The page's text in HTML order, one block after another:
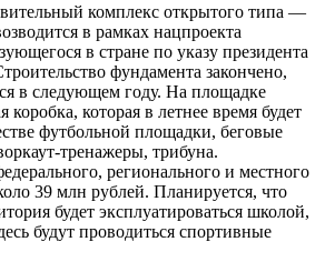
комплекс открытого типа —
в рамках нацпроекта
в стране по указу президента
фундамента закончено,
в следующем году. На площадке
коробка, которая в летнее время будет
футбольной площадки, беговые
тренажеры, трибуна.
регионального и местного
39 млн рублей. Планируется, что
будет эксплуатироваться школой,
будут проводиться спортивные